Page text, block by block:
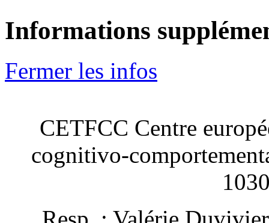
Informations
Fermer les infos
CETFCC Centre
cognitivo-